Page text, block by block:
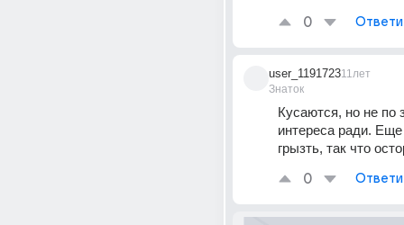
0
user_1191723
Знаток
11лет
Кусаются, но не по
интереса ради.
грызть, так что
0